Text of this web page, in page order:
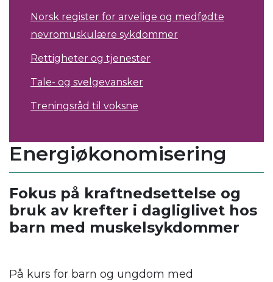
Norsk register for arvelige og medfødte
nevromuskulære sykdommer
Rettigheter og tjenester
Tale- og svelgevansker
Treningsråd til voksne
Energiøkonomisering
Fokus på kraftnedsettelse og
bruk av krefter i dagliglivet hos
barn med muskelsykdommer
På kurs for barn og ungdom med